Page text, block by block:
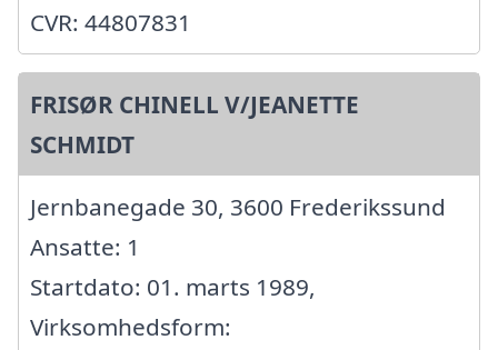
CVR: 44807831
FRISØR CHINELL V/JEANETTE
SCHMIDT
Jernbanegade 30, 3600 Frederikssund
Ansatte: 1
Startdato: 01. marts 1989,
Virksomhedsform: